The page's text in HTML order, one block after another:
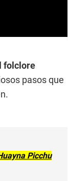
folclore
pasos que
Picchu